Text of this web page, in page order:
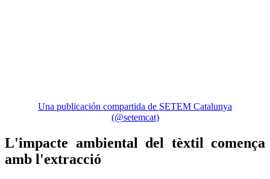
Una publicación compartida de SETEM Catalunya
(@setemcat)
L'impacte ambiental del tèxtil comença
amb l'extracció